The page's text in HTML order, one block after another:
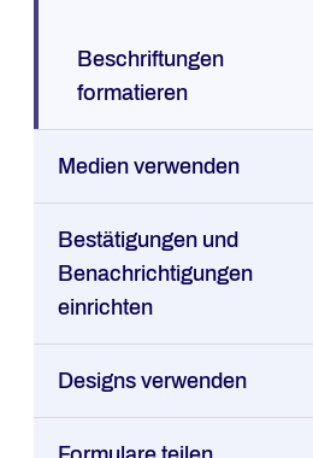
Beschriftungen
formatieren
Medien verwenden
Bestätigungen und
Benachrichtigungen
einrichten
Designs verwenden